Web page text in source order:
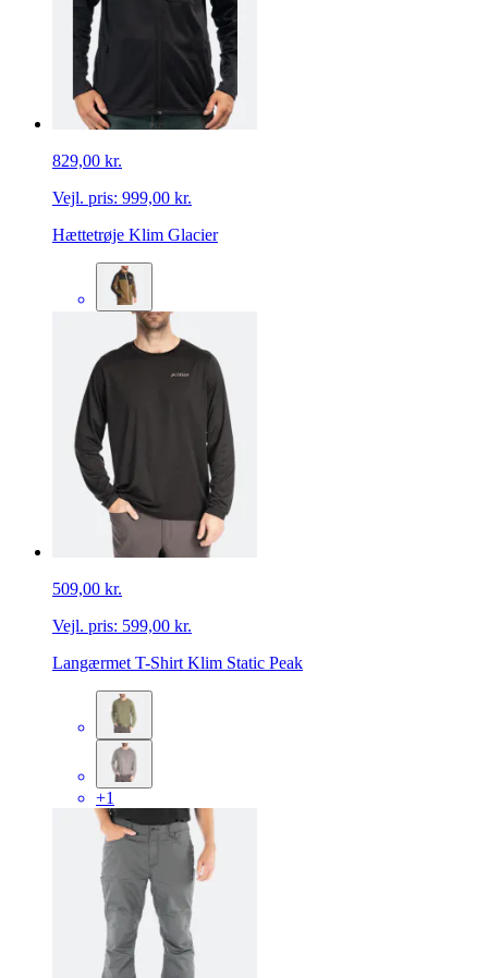
829,00 kr.
Vejl. pris: 999,00 kr.
Hættetrøje Klim Glacier
509,00 kr.
Vejl. pris: 599,00 kr.
Langærmet T-Shirt Klim Static Peak
+1